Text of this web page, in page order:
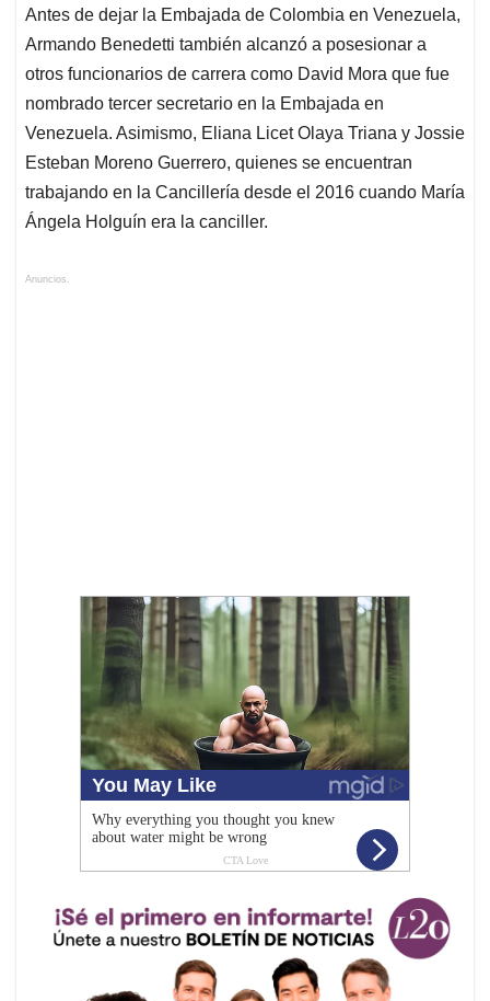
Antes de dejar la Embajada de Colombia en Venezuela,
Armando Benedetti también alcanzó a posesionar a
otros funcionarios de carrera como David Mora que fue
nombrado tercer secretario en la Embajada en
Venezuela. Asimismo, Eliana Licet Olaya Triana y Jossie
Esteban Moreno Guerrero, quienes se encuentran
trabajando en la Cancillería desde el 2016 cuando María
Ángela Holguín era la canciller.
Anuncios.